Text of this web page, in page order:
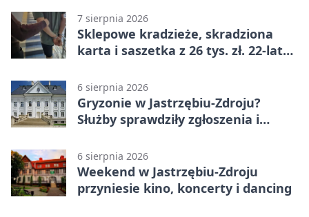
7 sierpnia 2026
Sklepowe kradzieże, skradziona
karta i saszetka z 26 tys. zł. 22-latek
6 sierpnia 2026
Gryzonie w Jastrzębiu-Zdroju?
Służby sprawdziły zgłoszenia i
6 sierpnia 2026
Weekend w Jastrzębiu-Zdroju
przyniesie kino, koncerty i dancing